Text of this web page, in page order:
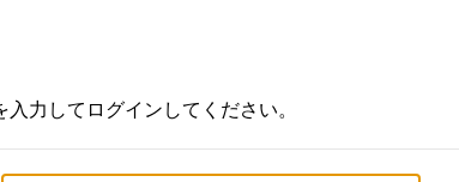
力してログインしてください。